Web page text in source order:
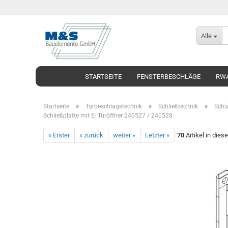
Alle
STARTSEITE FENSTERBESCHLÄGE
Startseite » Türbeschlagstechnik » Schließtechnik »
Schließplatte mit E- Türöffner 240527 / 240528
« Erster « zurück weiter » Letzter » 70Artikel in